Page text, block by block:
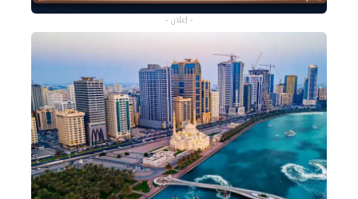
- إعلان -